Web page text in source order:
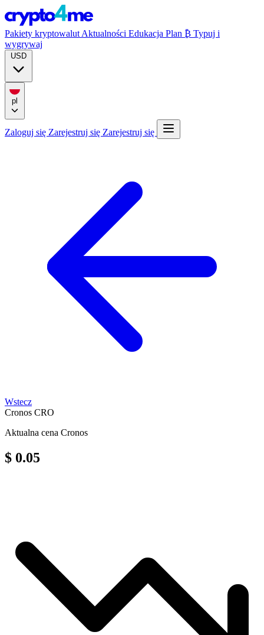
Pakiety kryptowalut Aktualności Edukacja Plan ₿ Typuj i
wygrywaj
Zaloguj się Zarejestruj się Zarejestruj się
Wstecz
Cronos CRO
Aktualna cena Cronos
$ 0.05